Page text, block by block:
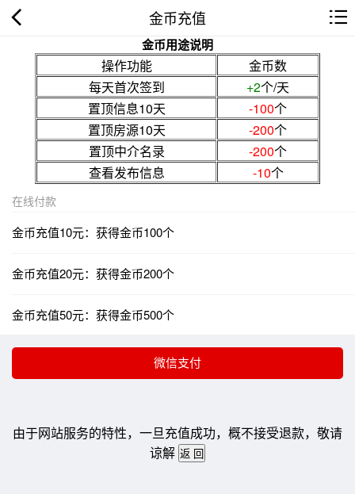
金币充值
金币用途说明
操作功能
金币数
每天首次签到
+2个/天
置顶信息10天
-100个
置顶房源10天
-200个
置顶中介名录
-200个
查看发布信息
-10个
在线付款
金币充值10元：获得金币100个
金币充值20元：获得金币200个
金币充值50元：获得金币500个
由于网站服务的特性，一旦充值成功，概不接受退款，敬请
谅解